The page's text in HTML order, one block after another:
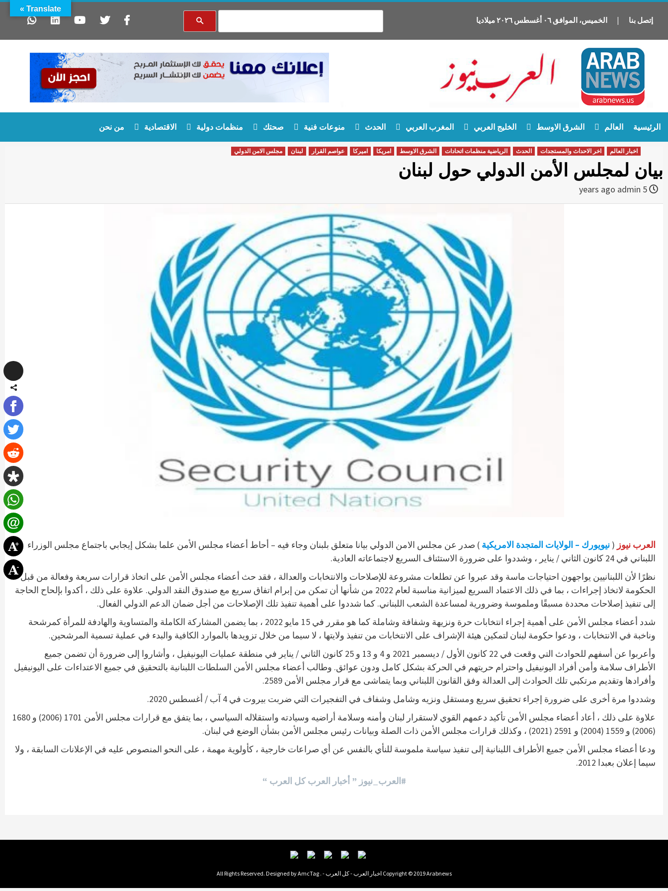
إتصل بنا | الخميس، الموافق٠٦ أغسطس ٢٠٢٦ميلاديا
content
الرئيسية العالم الشرق الاوسط الخليج العربي المغرب العربي الحدث منوعات فنية صحتك منظمات دولية الاقتصادية من نحن
اخبار العالم اخر الاحداث والمستجدات الحدث الرياضية منظمات اتحادات الشرق الاوسط امريكا اميركا عواصم القرار لبنان مجلس الامن الدولي
بيان لمجلس الأمن الدولي حول لبنان
admin
العرب نيوز ( نيويورك – الولايات المتجدة الامريكية ) صدر عن مجلس الامن الدولي بيانا متعلق بلبنان وجاء فيه – أحاط أعضاء مجلس الأمن علما بشكل إيجابي باجتماع مجلس الوزراء
اللبناني في 24 كانون الثاني / يناير ، وشددوا على ضرورة الاستئناف السريع لاجتماعاته العادية.
نظرًا لأن اللبنانيين يواجهون احتياجات ماسة وقد عبروا عن تطلعات مشروعة للإصلاحات والانتخابات والعدالة ، فقد حث أعضاء مجلس الأمن على اتخاذ قرارات سريعة وفعالة من قبل
الحكومة لاتخاذ إجراءات ، بما في ذلك الاعتماد السريع لميزانية مناسبة لعام 2022 من شأنها أن تمكن من إبرام اتفاق سريع مع صندوق النقد الدولي. علاوة على ذلك ، أكدوا بإلحاح الحاجة
إلى تنفيذ إصلاحات محددة مسبقًا وملموسة وضرورية لمساعدة الشعب اللبناني. كما شددوا على أهمية تنفيذ تلك الإصلاحات من أجل ضمان الدعم الدولي الفعال.
شدد أعضاء مجلس الأمن على أهمية إجراء انتخابات حرة ونزيهة وشفافة وشاملة كما هو مقرر في 15 مايو 2022 ، بما يضمن المشاركة الكاملة والمتساوية والهادفة للمرأة كمرشحة
وناخبة في الانتخابات ، ودعوا حكومة لبنان لتمكين هيئة الإشراف على الانتخابات من تنفيذ ولايتها ، لا سيما من خلال تزويدها بالموارد الكافية والبدء في عملية تسمية المرشحين.
وأعربوا عن أسفهم للحوادث التي وقعت في 22 كانون الأول / ديسمبر 2021 و 4 و 13 و 25 كانون الثاني / يناير في منطقة عمليات اليونيفيل ، وأشاروا إلى ضرورة أن تضمن جميع
الأطراف سلامة وأمن أفراد اليونيفيل واحترام حريتهم في الحركة بشكل كامل ودون عوائق. وطالب أعضاء مجلس الأمن السلطات اللبنانية بالتحقيق في جميع الاعتداءات على اليونيفيل
وأفرادها وتقديم مرتكبي تلك الحوادث إلى العدالة وفق القانون اللبناني وبما يتماشى مع قرار مجلس الأمن 2589.
وشددوا مرة أخرى على ضرورة إجراء تحقيق سريع ومستقل ونزيه وشامل وشفاف في التفجيرات التي ضربت بيروت في 4 آب / أغسطس 2020.
علاوة على ذلك ، أعاد أعضاء مجلس الأمن تأكيد دعمهم القوي لاستقرار لبنان وأمنه وسلامة أراضيه وسيادته واستقلاله السياسي ، بما يتفق مع قرارات مجلس الأمن 1701 (2006) و 1680
(2006) و 1559 (2004) و 2591 (2021) ، وكذلك قرارات مجلس الأمن ذات الصلة وبيانات رئيس مجلس الأمن بشأن الوضع في لبنان.
ودعا أعضاء مجلس الأمن جميع الأطراف اللبنانية إلى تنفيذ سياسة ملموسة للنأي بالنفس عن أي صراعات خارجية ، كأولوية مهمة ، على النحو المنصوص عليه في الإعلانات السابقة ، ولا
سيما إعلان بعبدا 2012.
#العرب_نيوز ” أخبار العرب كل العرب “
Copyright © 2019 Arabnews اخبار العرب - كل العرب - . All Rights Reserved. Designed by AmcTag
Translate »